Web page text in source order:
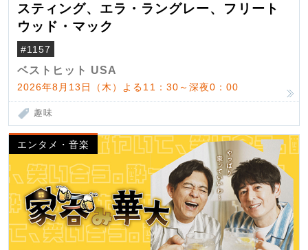
スティング、エラ・ラングレー、フリート
ウッド・マック
#1157
ベストヒット USA
2026年8月13日（木）よる11：30～深夜0：00
趣味
エンタメ・音楽